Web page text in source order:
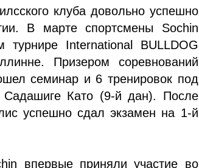
клуба довольно успешно
В марте спортсмены Sochin
турнире International BULLDOG
Призером соревнований
семинар и 6 тренировок под
Садашиге Като (9-й дан). После
успешно сдал экзамен на 1-й
впервые приняли участие во